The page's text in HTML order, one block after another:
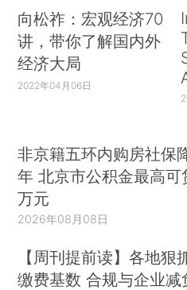
向松祚：宏观经济70
讲，带你了解国内外
经济大局
2022年04月06日
非京籍五环内购房社保
年 北京市公积金最高
万元
2026年08月08日
【周刊提前读】各地狠
缴费基数 合规与企业减